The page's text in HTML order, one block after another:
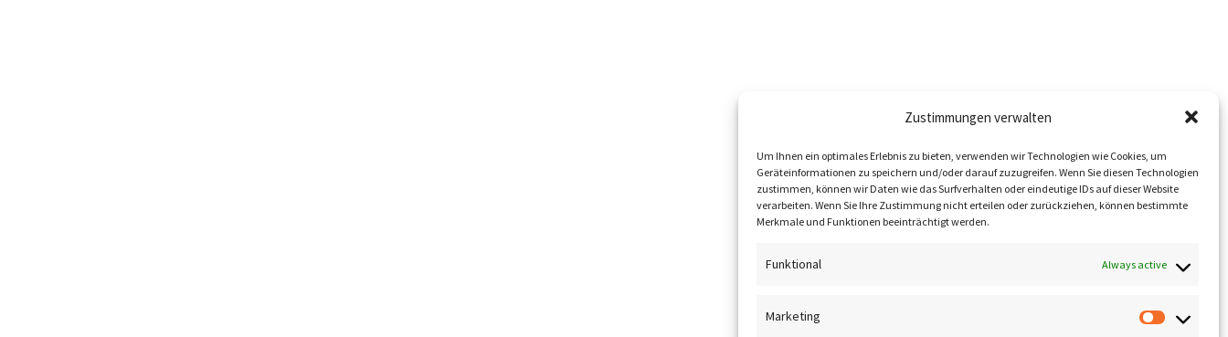
Zustimmungen verwalten
Um Ihnen ein optimales Erlebnis zu bieten, verwenden wir Technologien wie Cookies, um
Geräteinformationen zu speichern und/oder darauf zuzugreifen. Wenn Sie diesen Technologien
zustimmen, können wir Daten wie das Surfverhalten oder eindeutige IDs auf dieser Website
verarbeiten. Wenn Sie Ihre Zustimmung nicht erteilen oder zurückziehen, können bestimmte
Merkmale und Funktionen beeinträchtigt werden.
Funktional Always active
Marketing